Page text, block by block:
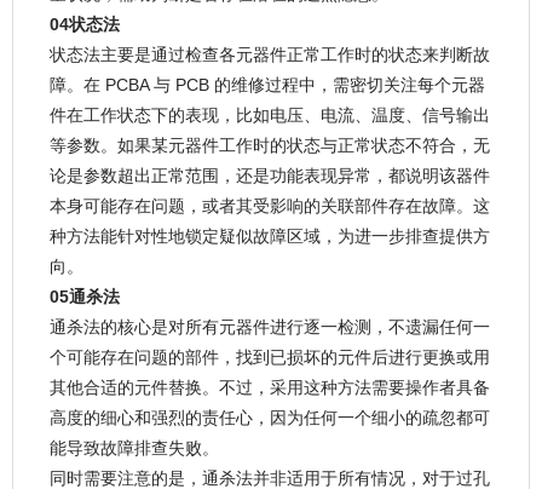
04状态法
状态法主要是通过检查各元器件正常工作时的状态来判断故
障。在 PCBA 与 PCB 的维修过程中，需密切关注每个元器
件在工作状态下的表现，比如电压、电流、温度、信号输出
等参数。如果某元器件工作时的状态与正常状态不符合，无
论是参数超出正常范围，还是功能表现异常，都说明该器件
本身可能存在问题，或者其受影响的关联部件存在故障。这
种方法能针对性地锁定疑似故障区域，为进一步排查提供方
向。
05通杀法
通杀法的核心是对所有元器件进行逐一检测，不遗漏任何一
个可能存在问题的部件，找到已损坏的元件后进行更换或用
其他合适的元件替换。不过，采用这种方法需要操作者具备
高度的细心和强烈的责任心，因为任何一个细小的疏忽都可
能导致故障排查失败。
同时需要注意的是，通杀法并非适用于所有情况，对于过孔